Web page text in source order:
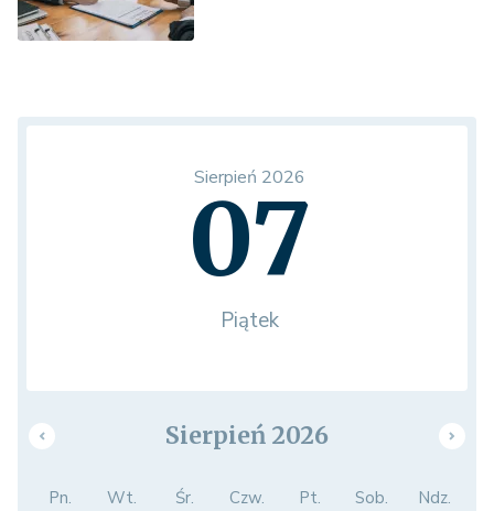
Sierpień 2026
07
Piątek
Sierpień 2026
Pn. Wt. Śr. Czw. Pt. Sob. Ndz.